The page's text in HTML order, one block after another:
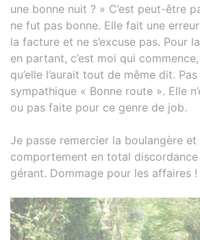
une bonne nuit ? » C’est peut-être
ne fut pas bonne. Elle fait une
la facture et ne s’excuse pas. Pour
en partant, c’est moi qui
qu’elle l’aurait tout de même dit.
sympathique « Bonne route ». Elle
ou pas faite pour ce genre de job.
Je passe remercier la boulangère
comportement en total
gérant. Dommage pour les affaires !